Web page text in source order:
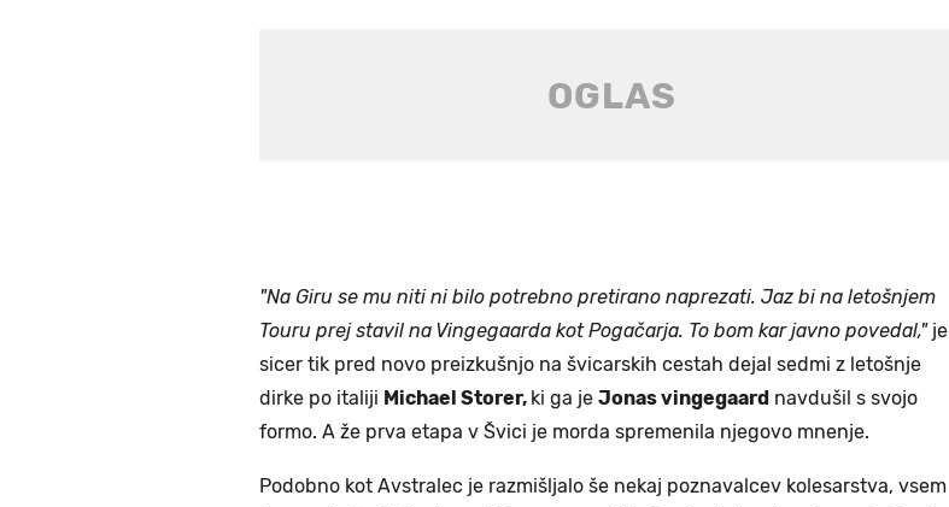
"Na Giru se mu niti ni bilo potrebno pretirano naprezati. Jaz bi na letošnjem
Touru prej stavil na Vingegaarda kot Pogačarja. To bom kar javno povedal," je
sicer tik pred novo preizkušnjo na švicarskih cestah dejal sedmi z letošnje
dirke po italiji Michael Storer, ki ga je Jonas vingegaard navdušil s svojo
formo. A že prva etapa v Švici je morda spremenila njegovo mnenje.
Podobno kot Avstralec je razmišljalo še nekaj poznavalcev kolesarstva, vsem